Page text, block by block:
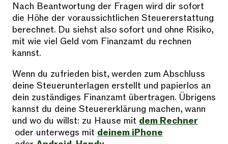
Nach Beantwortung der Fragen wird dir sofort
die Höhe der voraussichtlichen Steuererstattung
berechnet. Du siehst also sofort und ohne Risiko,
mit wie viel Geld vom Finanzamt du rechnen
kannst.
Wenn du zufrieden bist, werden zum Abschluss
deine Steuerunterlagen erstellt und papierlos an
dein zuständiges Finanzamt übertragen. Übrigens
kannst du deine Steuererklärung machen, wann
und wo du willst: zu Hause mit dem Rechner
oder unterwegs mit deinem iPhone